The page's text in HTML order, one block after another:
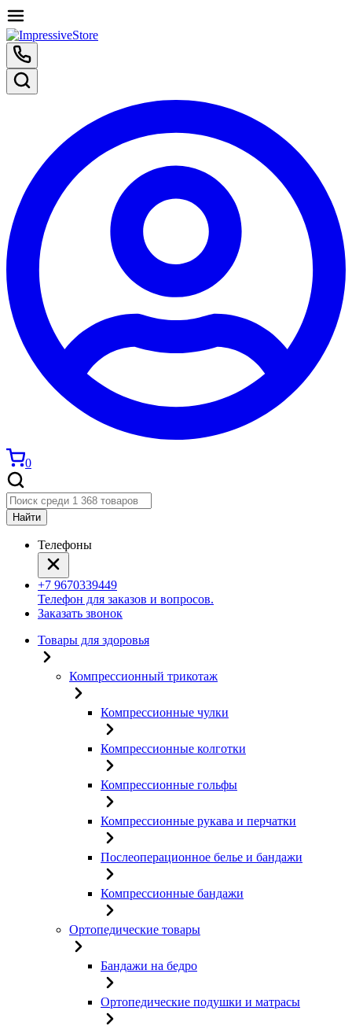
0
Найти
Телефоны
+7 9670339449
Телефон для заказов и вопросов.
Заказать звонок
Товары для здоровья
Компрессионный трикотаж
Компрессионные чулки
Компрессионные колготки
Компрессионные гольфы
Компрессионные рукава и перчатки
Послеоперационное белье и бандажи
Компрессионные бандажи
Ортопедические товары
Бандажи на бедро
Ортопедические подушки и матрасы